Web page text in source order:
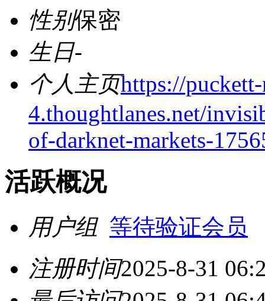
性别保密
生日-
个人主页https://
4.thoughtlanes.net/
of-darknet-markets-
活跃概况
用户组 等待验证会员
注册时间2025-8-31